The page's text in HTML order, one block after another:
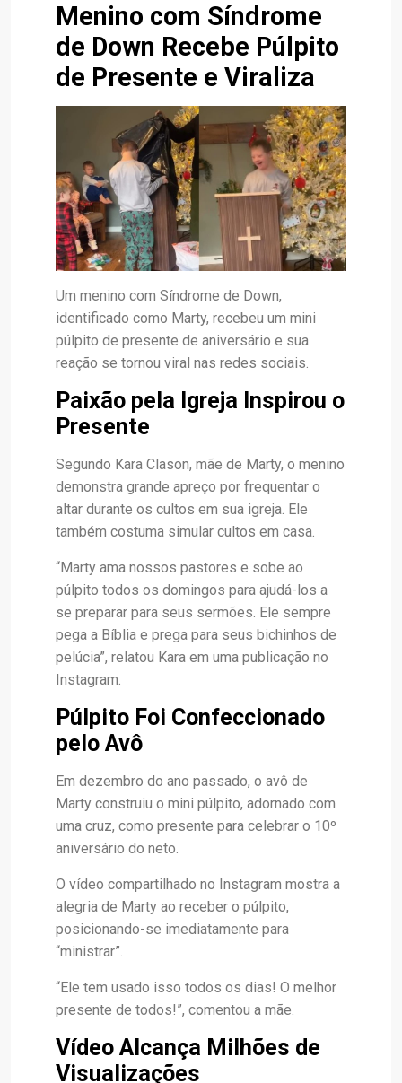
Menino com Síndrome
de Down Recebe Púlpito
de Presente e Viraliza
Um menino com Síndrome de Down,
identificado como Marty, recebeu um mini
púlpito de presente de aniversário e sua
reação se tornou viral nas redes sociais.
Paixão pela Igreja Inspirou o
Presente
Segundo Kara Clason, mãe de Marty, o menino
demonstra grande apreço por frequentar o
altar durante os cultos em sua igreja. Ele
também costuma simular cultos em casa.
“Marty ama nossos pastores e sobe ao
púlpito todos os domingos para ajudá-los a
se preparar para seus sermões. Ele sempre
pega a Bíblia e prega para seus bichinhos de
pelúcia”, relatou Kara em uma publicação no
Instagram.
Púlpito Foi Confeccionado
pelo Avô
Em dezembro do ano passado, o avô de
Marty construiu o mini púlpito, adornado com
uma cruz, como presente para celebrar o 10º
aniversário do neto.
O vídeo compartilhado no Instagram mostra a
alegria de Marty ao receber o púlpito,
posicionando-se imediatamente para
“ministrar”.
“Ele tem usado isso todos os dias! O melhor
presente de todos!”, comentou a mãe.
Vídeo Alcança Milhões de
Visualizações